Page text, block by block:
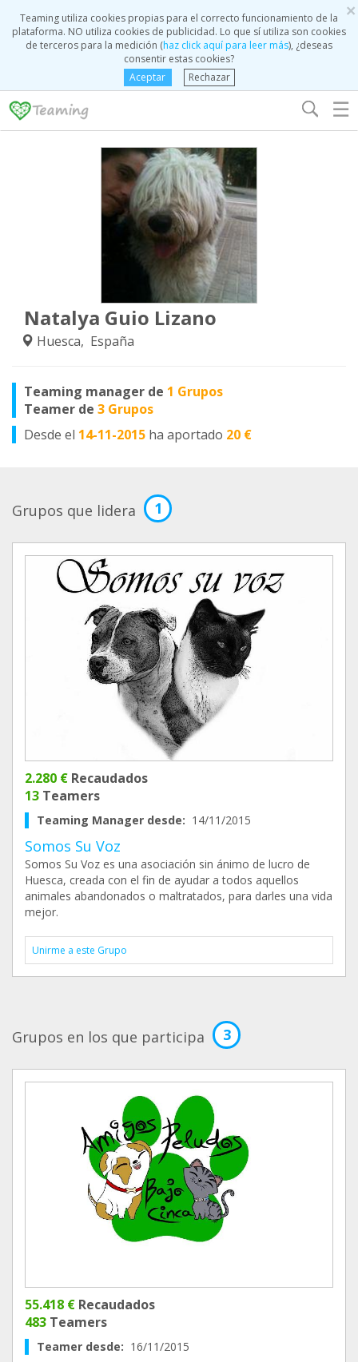
×
Teaming utiliza cookies propias para el correcto funcionamiento de la
plataforma. NO utiliza cookies de publicidad. Lo que sí utiliza son cookies
de terceros para la medición (haz click aquí para leer más), ¿deseas
consentir estas cookies?
Aceptar
Rechazar
☰
Natalya Guio Lizano
Huesca, España
Teaming manager de 1 Grupos
Teamer de 3 Grupos
Desde el 14-11-2015 ha aportado 20 €
Grupos que lidera 1
2.280 € Recaudados
13 Teamers
Teaming Manager desde: 14/11/2015
Somos Su Voz
Somos Su Voz es una asociación sin ánimo de lucro de
Huesca, creada con el fin de ayudar a todos aquellos
animales abandonados o maltratados, para darles una vida
mejor.
Unirme a este Grupo
Grupos en los que participa 3
55.418 € Recaudados
483 Teamers
Teamer desde: 16/11/2015